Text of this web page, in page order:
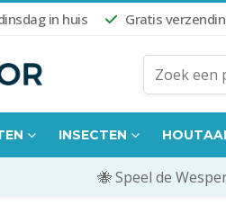
in huis Gratis
INSECTEN
🐝 Speel de